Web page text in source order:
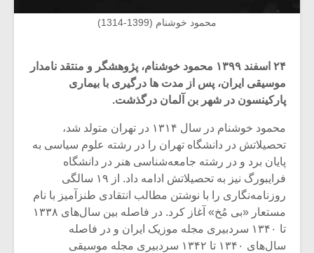
محمود خوشنام (1399-1314)
۲۴ اسفند ۱۳۹۹ محمود خوشنام، پژوهشگر و منتقد نامدار
موسیقی ایران، پس از مدت ها درگیری با بیماری
پارکینسون در شهر بن آلمان درگذشت.
محمود خوشنام در سال ۱۳۱۴ در تهران متولد شد،
تحصیلاتش در دانشگاه تهران را در رشته علوم سیاسی به
پایان برد و در رشته جامعه‌شناسی هنر در دانشگاه
فرایبورگ نیز به تحصیلاتش ادامه داد. از ۱۹ سالگی
روزنامه‌نگاری را با نوشتن مطالب انتقادی طنزآمیز با نام
مستعار «بی مُخ» آغاز کرد. در فاصله بین سال‌های ۱۳۳۸
تا ۱۳۴۰ سردبیری مجله موزیک ایران و در فاصله
سال‌های ۱۳۴۰ تا ۱۳۴۲ سردبیری مجله موسیقی